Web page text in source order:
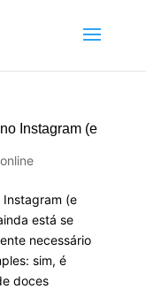
Instagram (e
(e
está se
necessário
sim, é
doces